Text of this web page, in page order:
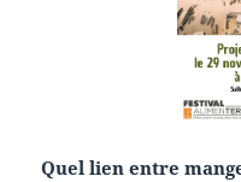
Quel lien entre